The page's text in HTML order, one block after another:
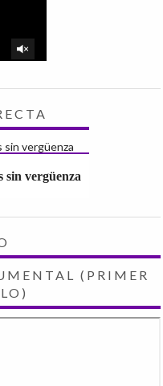
sin vergüenza
(PRIMER